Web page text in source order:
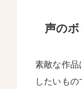
声の
素敵な作品
したいも